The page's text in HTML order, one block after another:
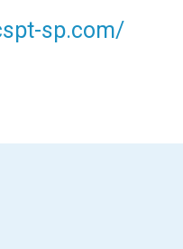
sp.com/